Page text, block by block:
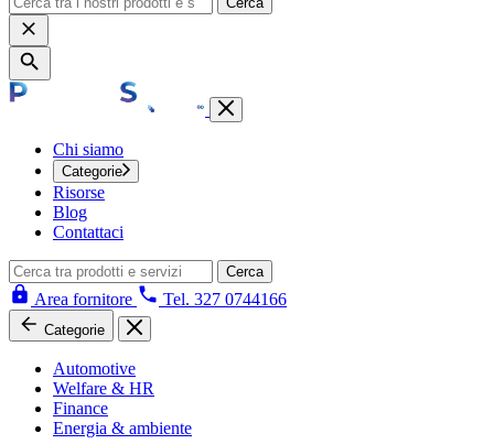
Chi siamo
Categorie
Risorse
Blog
Contattaci
Cerca
Area fornitore Tel. 327 0744166
Categorie
Automotive
Welfare & HR
Finance
Energia & ambiente